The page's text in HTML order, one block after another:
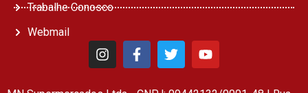
Trabalhe Conosco
Webmail